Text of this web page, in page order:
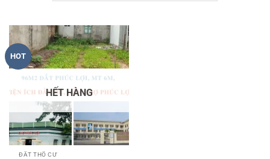
HOT
HẾT HÀNG
ĐẤT THỔ CƯ